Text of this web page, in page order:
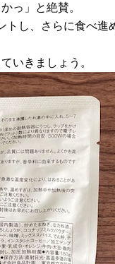
っ」と絶賛。
トし、さらに食べ
いきましょう。